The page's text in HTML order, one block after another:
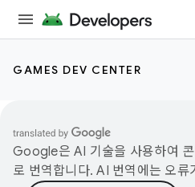
GAMES DEV CENTER
Google은 AI 기술을 사용하여
로 번역합니다. AI 번역에는 오류